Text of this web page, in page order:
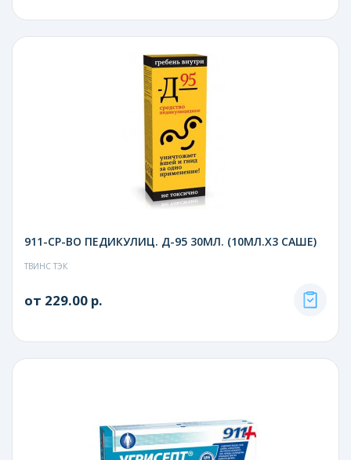
911-СР-ВО ПЕДИКУЛИЦ. Д-95 30МЛ. (10МЛ.Х3 САШЕ)
ТВИНС ТЭК
от 229.00 р.